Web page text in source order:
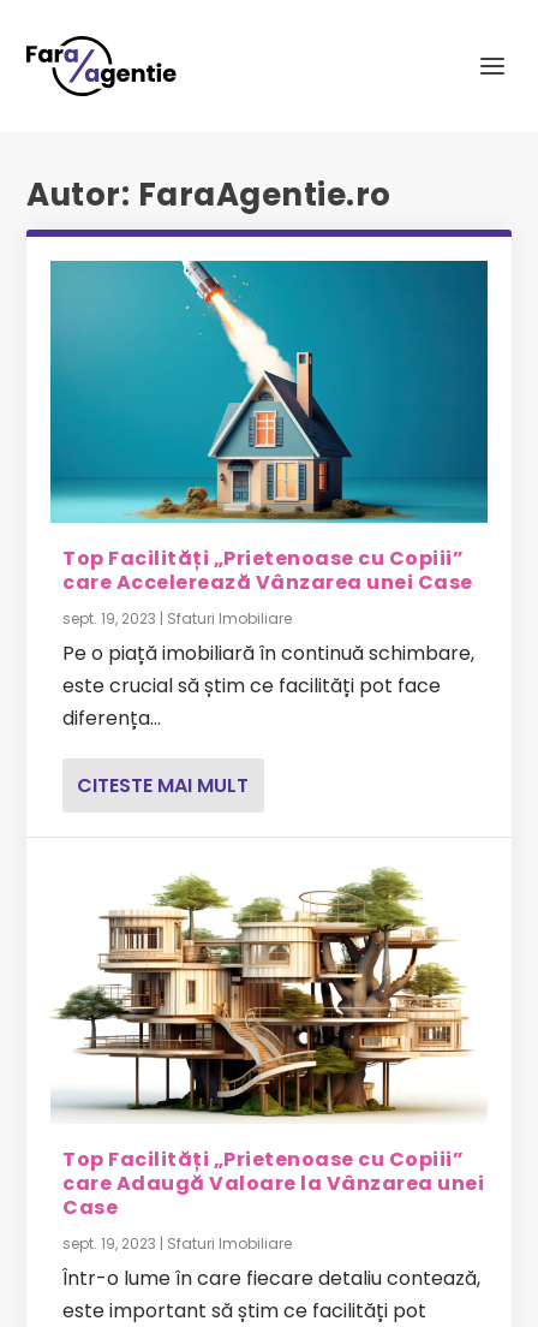
Autor: FaraAgentie.ro
Top Facilități „Prietenoase cu Copiii”
care Accelerează Vânzarea unei Case
sept. 19, 2023 | Sfaturi Imobiliare
Pe o piață imobiliară în continuă schimbare,
este crucial să știm ce facilități pot face
diferența...
CITESTE MAI MULT
Top Facilități „Prietenoase cu Copiii”
care Adaugă Valoare la Vânzarea unei
Case
sept. 19, 2023 | Sfaturi Imobiliare
Într-o lume în care fiecare detaliu contează,
este important să știm ce facilități pot